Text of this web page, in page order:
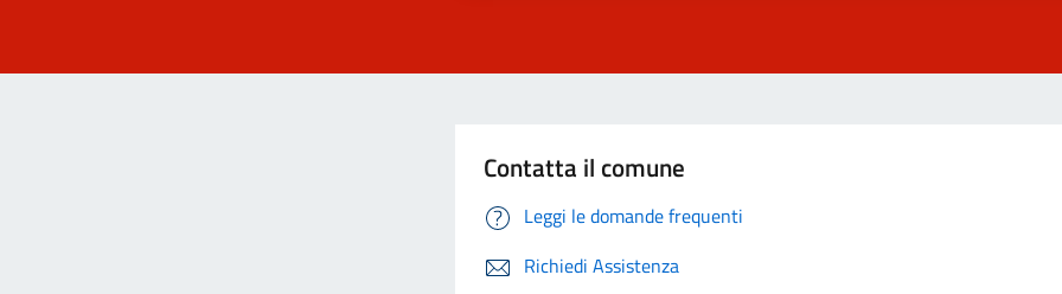
Contatta il comune
Leggi le domande frequenti
Richiedi Assistenza